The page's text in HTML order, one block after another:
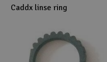
Radio udstyr
Raketter
Scooter &
Caddx linse ring